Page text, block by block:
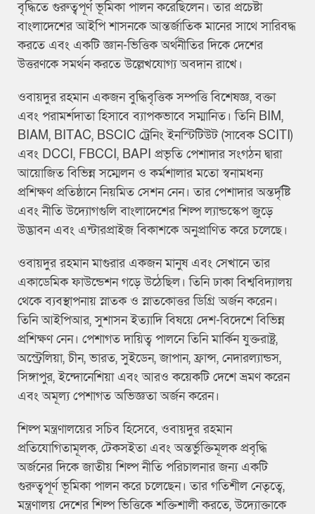
বৃদ্ধিতে গুরুত্বপূর্ণ ভূমিকা পালন করেছিলেন। তার প্রচেষ্টা
বাংলাদেশের আইপি শাসনকে আন্তর্জাতিক মানের সাথে সারিবদ্ধ
করতে এবং একটি জ্ঞান-ভিত্তিক অর্থনীতির দিকে দেশের
উত্তরণকে সমর্থন করতে উল্লেখযোগ্য অবদান রাখে।
ওবায়দুর রহমান একজন বুদ্ধিবৃত্তিক সম্পত্তি বিশেষজ্ঞ, বক্তা
এবং পরামর্শদাতা হিসাবে ব্যাপকভাবে সম্মানিত। তিনি BIM,
BIAM, BITAC, BSCIC ট্রেনিং ইনস্টিটিউট (সাবেক SCITI)
এবং DCCI, FBCCI, BAPI প্রভৃতি পেশাদার সংগঠন দ্বারা
আয়োজিত বিভিন্ন সম্মেলন ও কর্মশালার মতো স্বনামধন্য
প্রশিক্ষণ প্রতিষ্ঠানে নিয়মিত সেশন নেন। তার পেশাদার অন্তর্দৃষ্টি
এবং নীতি উদ্যোগগুলি বাংলাদেশের শিল্প ল্যান্ডস্কেপ জুড়ে
উদ্ভাবন এবং এন্টারপ্রাইজ বিকাশকে অনুপ্রাণিত করে চলেছে।
ওবায়দুর রহমান মাগুরার একজন মানুষ এবং সেখানে তার
একাডেমিক ফাউন্ডেশন গড়ে উঠেছিল। তিনি ঢাকা বিশ্ববিদ্যালয়
থেকে ব্যবস্থাপনায় স্নাতক ও স্নাতকোত্তর ডিগ্রি অর্জন করেন।
তিনি আইপিআর, সুশাসন ইত্যাদি বিষয়ে দেশ-বিদেশে বিভিন্ন
প্রশিক্ষণ নেন। পেশাগত দায়িত্ব পালনে তিনি মার্কিন যুক্তরাষ্ট্র,
অস্ট্রেলিয়া, চীন, ভারত, সুইডেন, জাপান, ফ্রান্স, নেদারল্যান্ডস,
সিঙ্গাপুর, ইন্দোনেশিয়া এবং আরও কয়েকটি দেশে ভ্রমণ করেন
এবং অমূল্য পেশাগত অভিজ্ঞতা অর্জন করেন।
শিল্প মন্ত্রণালয়ের সচিব হিসেবে, ওবায়দুর রহমান
প্রতিযোগিতামূলক, টেকসইতা এবং অন্তর্ভুক্তিমূলক প্রবৃদ্ধি
অর্জনের দিকে জাতীয় শিল্প নীতি পরিচালনার জন্য একটি
গুরুত্বপূর্ণ ভূমিকা পালন করে চলেছেন। তার গতিশীল নেতৃত্বে,
মন্ত্রণালয় দেশের শিল্প ভিত্তিকে শক্তিশালী করতে, উদ্যোক্তাকে